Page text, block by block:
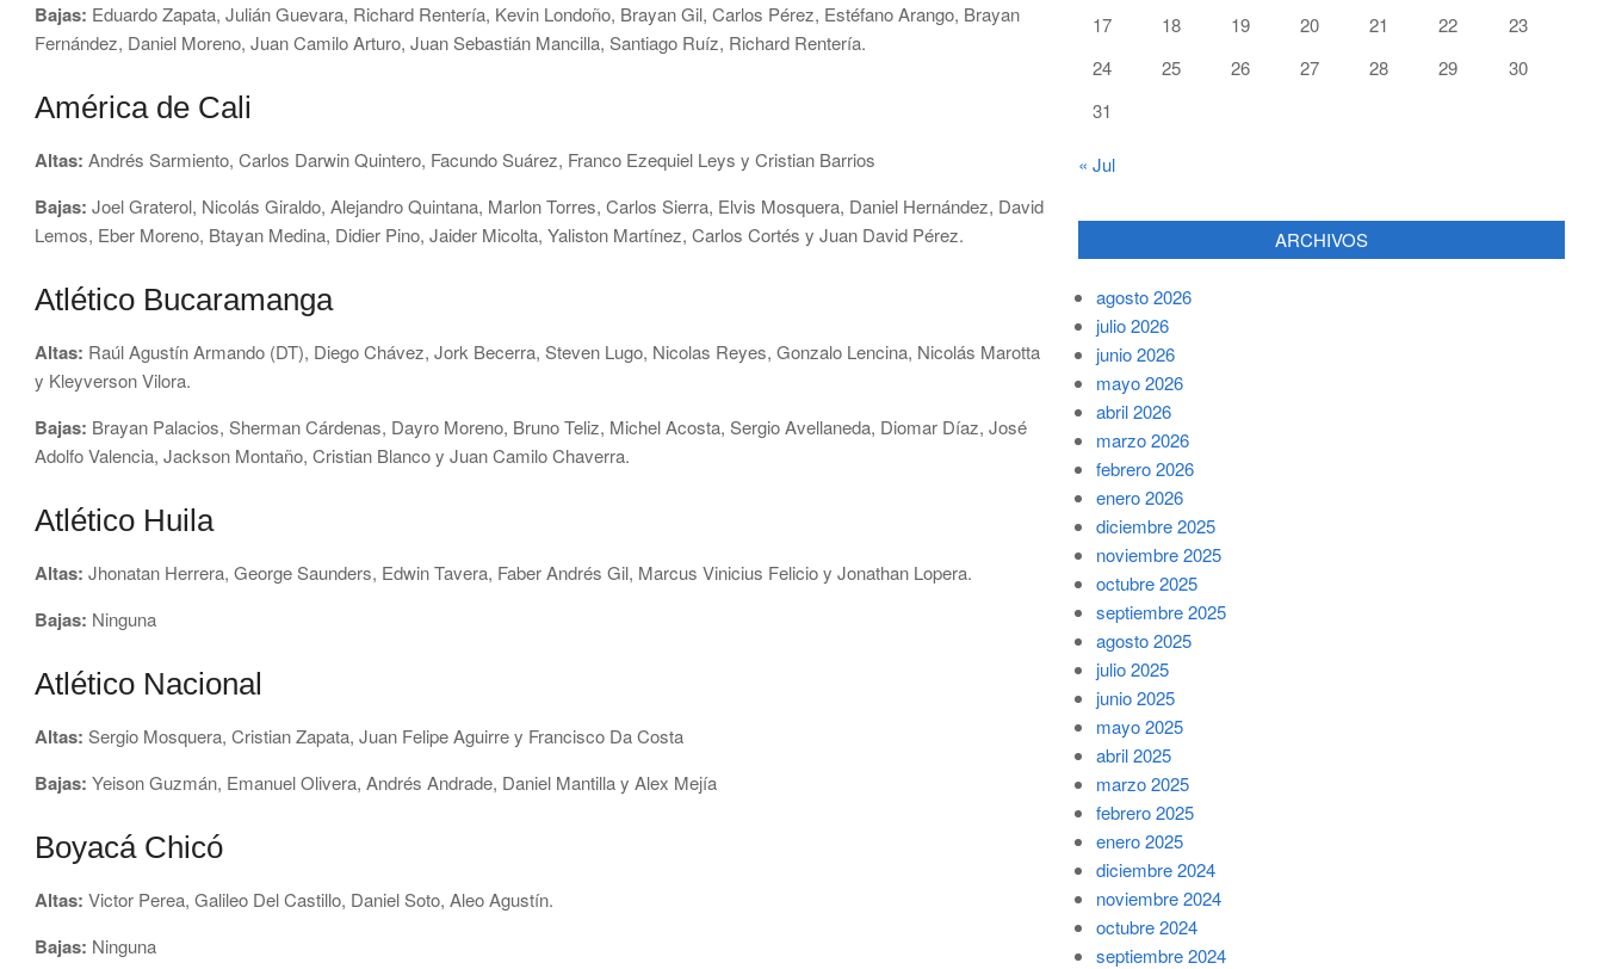
Bajas: Eduardo Zapata, Julián Guevara, Richard Rentería, Kevin Londoño, Brayan Gil, Carlos Pérez, Estéfano Arango, Brayan
Fernández, Daniel Moreno, Juan Camilo Arturo, Juan Sebastián Mancilla, Santiago Ruíz, Richard Rentería.
América de Cali
Altas: Andrés Sarmiento, Carlos Darwin Quintero, Facundo Suárez, Franco Ezequiel Leys y Cristian Barrios
Bajas: Joel Graterol, Nicolás Giraldo, Alejandro Quintana, Marlon Torres, Carlos Sierra, Elvis Mosquera, Daniel Hernández, David
Lemos, Eber Moreno, Btayan Medina, Didier Pino, Jaider Micolta, Yaliston Martínez, Carlos Cortés y Juan David Pérez.
Atlético Bucaramanga
Altas: Raúl Agustín Armando (DT), Diego Chávez, Jork Becerra, Steven Lugo, Nicolas Reyes, Gonzalo Lencina, Nicolás Marotta
y Kleyverson Vilora.
Bajas: Brayan Palacios, Sherman Cárdenas, Dayro Moreno, Bruno Teliz, Michel Acosta, Sergio Avellaneda, Diomar Díaz, José
Adolfo Valencia, Jackson Montaño, Cristian Blanco y Juan Camilo Chaverra.
Atlético Huila
Altas: Jhonatan Herrera, George Saunders, Edwin Tavera, Faber Andrés Gil, Marcus Vinicius Felicio y Jonathan Lopera.
Bajas: Ninguna
Atlético Nacional
Altas: Sergio Mosquera, Cristian Zapata, Juan Felipe Aguirre y Francisco Da Costa
Bajas: Yeison Guzmán, Emanuel Olivera, Andrés Andrade, Daniel Mantilla y Alex Mejía
Boyacá Chicó
Altas: Victor Perea, Galileo Del Castillo, Daniel Soto, Aleo Agustín.
Bajas: Ninguna
17
18 19 20 21 22
23
24
25 26 27 28 29
30
31
« Jul
ARCHIVOS
agosto 2026
julio 2026
junio 2026
mayo 2026
abril 2026
marzo 2026
febrero 2026
enero 2026
diciembre 2025
noviembre 2025
octubre 2025
septiembre 2025
agosto 2025
julio 2025
junio 2025
mayo 2025
abril 2025
marzo 2025
febrero 2025
enero 2025
diciembre 2024
noviembre 2024
octubre 2024
septiembre 2024